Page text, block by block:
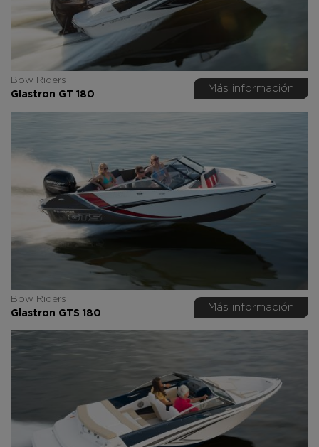
Bow Riders
Glastron GT 180
Más información
Bow Riders
Glastron GTS 180
Más información